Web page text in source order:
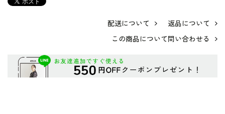
配送について
返品について
この商品について問い合わせる